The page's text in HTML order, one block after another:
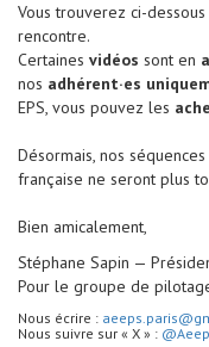
Vous trouverez ci-
rencontre.
Certaines vidéos sont en
nos adhérent·es
EPS, vous pouvez les
Désormais, nos
française ne seront plus
Bien amicalement,
Stéphane Sapin —
Pour le groupe de
Nous écrire :
Nous suivre sur « X » :